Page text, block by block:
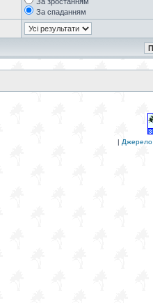
За спаданням
| Джерело